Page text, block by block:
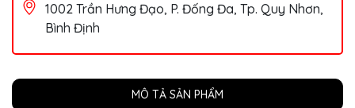
1002 Trần Hưng Đạo, P. Đống Đa, Tp. Quy Nhơn,
Bình Định
MÔ TẢ SẢN PHẨM